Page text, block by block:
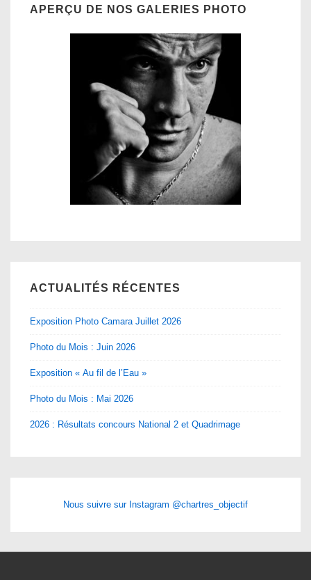
APERÇU DE NOS GALERIES PHOTO
ACTUALITÉS RÉCENTES
Exposition Photo Camara Juillet 2026
Photo du Mois : Juin 2026
Exposition « Au fil de l’Eau »
Photo du Mois : Mai 2026
2026 : Résultats concours National 2 et Quadrimage
Nous suivre sur Instagram @chartres_objectif